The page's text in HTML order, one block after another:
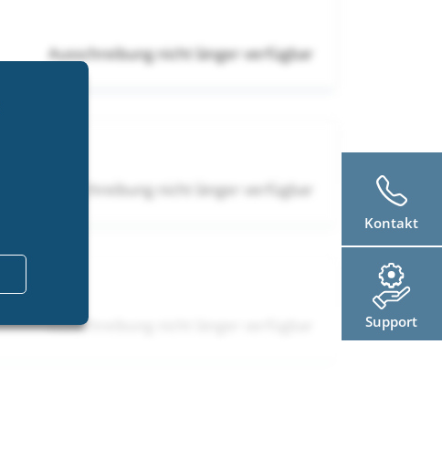
Ausschreibung nicht länger verfügbar
Ausschreibung nicht länger verfügbar
Ausschreibung nicht länger verfügbar
Kontakt
Support